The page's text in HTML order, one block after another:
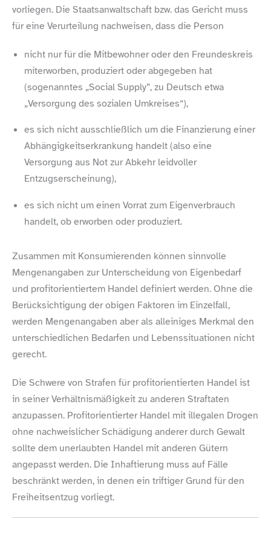
vorliegen. Die Staatsanwaltschaft bzw. das Gericht muss
für eine Verurteilung nachweisen, dass die Person
nicht nur für die Mitbewohner oder den Freundeskreis
miterworben, produziert oder abgegeben hat
(sogenanntes „Social Supply”, zu Deutsch etwa
„Versorgung des sozialen Umkreises“),
es sich nicht ausschließlich um die Finanzierung einer
Abhängigkeitserkrankung handelt (also eine
Versorgung aus Not zur Abkehr leidvoller
Entzugserscheinung),
es sich nicht um einen Vorrat zum Eigenverbrauch
handelt, ob erworben oder produziert.
Zusammen mit Konsumierenden können sinnvolle
Mengenangaben zur Unterscheidung von Eigenbedarf
und profitorientiertem Handel definiert werden. Ohne die
Berücksichtigung der obigen Faktoren im Einzelfall,
werden Mengenangaben aber als alleiniges Merkmal den
unterschiedlichen Bedarfen und Lebenssituationen nicht
gerecht.
Die Schwere von Strafen für profitorientierten Handel ist
in seiner Verhältnismäßigkeit zu anderen Straftaten
anzupassen. Profitorientierter Handel mit illegalen Drogen
ohne nachweislicher Schädigung anderer durch Gewalt
sollte dem unerlaubten Handel mit anderen Gütern
angepasst werden. Die Inhaftierung muss auf Fälle
beschränkt werden, in denen ein triftiger Grund für den
Freiheitsentzug vorliegt.